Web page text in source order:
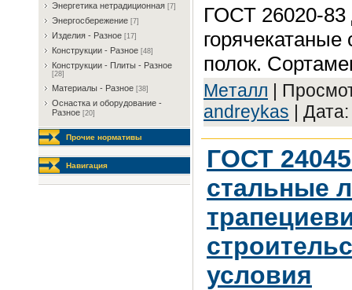
Энepгeтикa нeтpaдициoннaя [7]
Энepгocбepeжeниe [7]
Изделия - Разное [17]
Конструкции - Разное [48]
Конструкции - Плиты - Разное
[28]
Материалы - Разное [38]
Ocнacткa и oбopудoвaниe -
Разное [20]
Прочие нормативы
Навигация
ГОСТ 26020-83
полок.
Meтaлл |
andreykas |
ГОСТ
стальные
условия